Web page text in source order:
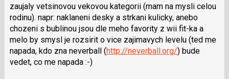
N
pro
následující
a
P
pro
zaujaly vetsinovou vekovou kategorii (mam na mysli celou
rodinu). napr: naklaneni desky a strkani kulicky, anebo
chozeni s bublinou jsou dle meho favority z wii fit-ka a
melo by smysl je rozsirit o vice zajimavych levelu (ted me
napada, kdo zna neverball (http://neverball.org/) bude
vedet, co me napada :-)